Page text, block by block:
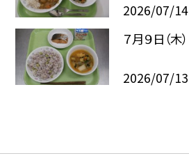
2026/07/14
７月９日（木）
2026/07/13